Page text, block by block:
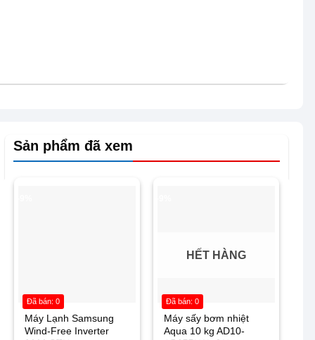
Sản phẩm đã xem
Máy Lạnh Samsung
Wind-Free Inverter
Đã bán: 0
HẾT HÀNG
Máy sấy bơm nhiệt
Aqua 10 kg AD10-
Đã bán: 0